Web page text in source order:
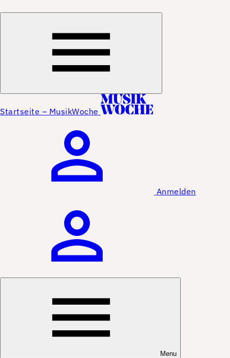
Startseite – MusikWoche
Anmelden
Menu